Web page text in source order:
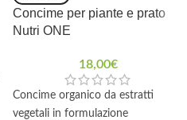
Concime per piante e prato
Nutri ONE
18,00€
Concime organico da estratti
vegetali in formulazione